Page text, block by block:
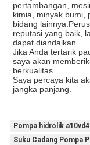
pertambangan,
kimia, minyak bumi,
bidang
reputasi yang baik,
dapat diandalkan.
Jika Anda tertarik
saya akan
berkualitas.
Saya percaya kita
jangka panjang.
Pompa hidrolik
Suku Cadang Pompa